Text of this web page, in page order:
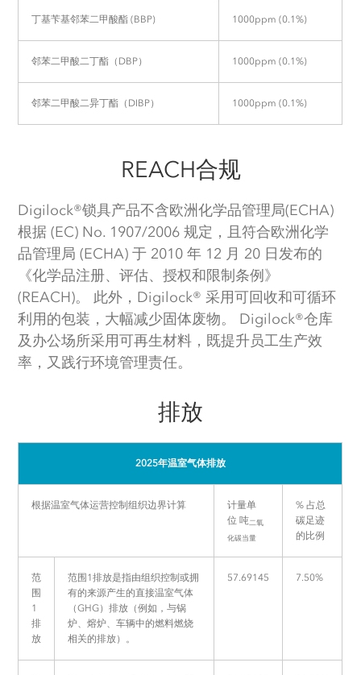
丁基苄基邻苯二甲酸酯 (BBP) 1000ppm (0.1%)
邻苯二甲酸二丁酯（DBP） 1000ppm (0.1%)
邻苯二甲酸二异丁酯（DIBP） 1000ppm (0.1%)
REACH合规
Digilock®锁具产品不含欧洲化学品管理局(ECHA)
根据 (EC) No. 1907/2006 规定，且符合欧洲化学
品管理局 (ECHA) 于 2010 年 12 月 20 日发布的
《化学品注册、评估、授权和限制条例》
(REACH)。 此外，Digilock® 采用可回收和可循环
利用的包装，大幅减少固体废物。 Digilock®仓库
及办公场所采用可再生材料，既提升员工生产效
率，又践行环境管理责任。
排放
2025年温室气体排放
根据温室气体运营控制组织边界计算
计量单
位 吨二氧
化碳当量
%占总
碳足迹
的比例
范
围
1
排
放
范围1排放是指由组织控制或拥
有的来源产生的直接温室气体
（GHG）排放（例如，与锅
炉、熔炉、车辆中的燃料燃烧
相关的排放）。
57.69145 7.50%